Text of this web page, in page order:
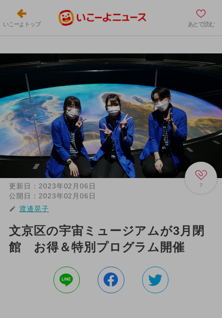
いこーよトップ あとで読む
7
更新日： 2023年02月06日
公開日： 2023年02月06日
渡邊晃子
文京区の宇宙ミュージアムが3月閉
館 お得＆特別プログラム開催